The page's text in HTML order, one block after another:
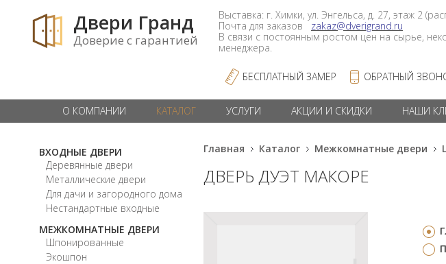
Двери Гранд
Доверие с гарантией
Выставка: г. Химки, ул. Энгельса, д. 27, этаж 2
Почта для заказов zakaz@dverigrand.ru
В связи с постоянным ростом цен на сырье,
менеджера.
БЕСПЛАТНЫЙ ЗАМЕР ОБРАТНЫЙ
О КОМПАНИИ КАТАЛОГ УСЛУГИ АКЦИИ И СКИДКИ НАШИ
ВХОДНЫЕ ДВЕРИ
Деревянные двери
Металлические двери
Для дачи и загородного дома
Нестандартные входные
МЕЖКОМНАТНЫЕ ДВЕРИ
Шпонированные
Экошпон
Главная Каталог Межкомнатные двери
ДВЕРЬ ДУЭТ МАКОРЕ